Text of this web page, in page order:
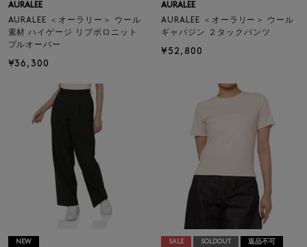
AURALEE
AURALEE ＜オーラリー＞ ウール
素材 ハイゲージ リブポロニット
プルオーバー
¥36,300
AURALEE
AURALEE ＜オーラリー＞ ウール
ギャバジン ２タックパンツ
¥52,800
NEW SALE SOLDOUT 返品不可